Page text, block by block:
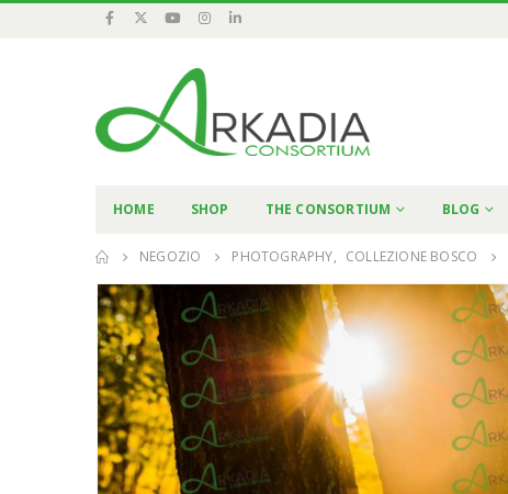
HOME SHOP THE CONSORTIUM BLOG
NEGOZIO PHOTOGRAPHY, COLLEZIONE BOSCO